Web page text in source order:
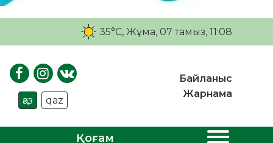
35°C, Жұма, 07 тамыз, 11:08
қаз qaz
Байланыс
Жарнама
Қоғам